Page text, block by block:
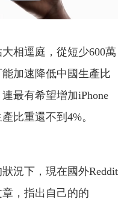
相逕庭，從短少600萬
加速降低中國生產比
最有希望增加iPhone
比重還不到4%。
況下，現在國外Reddit
，指出自己的的